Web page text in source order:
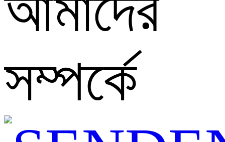
সম্পর্কে